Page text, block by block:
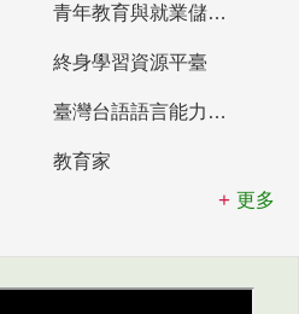
青年教育與就業儲蓄帳戶
終身學習資源平臺
臺灣台語語言能力認證網站
教育家
更多